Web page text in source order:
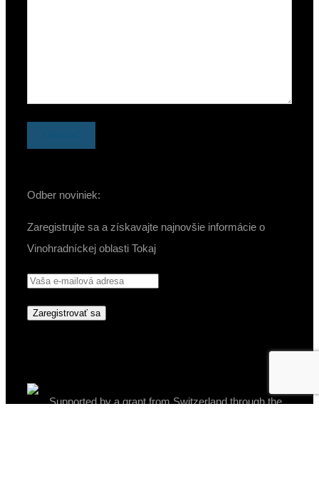
Odber noviniek:
Zaregistrujte sa a získavajte najnovšie informácie o
Vinohradníckej oblasti Tokaj
Supported by a grant from Switzerland through the